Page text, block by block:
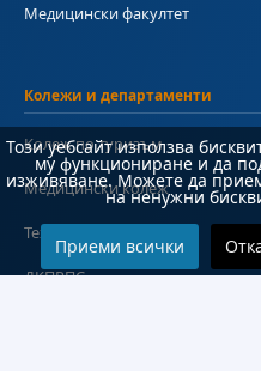
Медицински факултет
Колежи и департаменти
Колеж по туризъм
Медицински колеж
Технически колеж
ДКПРПС
Този уебсайт използва
му функциониране и да
изживяване. Можете да
на ненужни
Приеми всички